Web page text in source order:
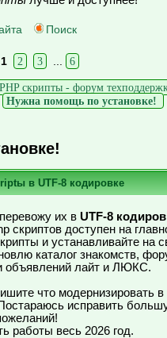
Поиск
1 2 3 6
скрипты - форум
Нужна помощь по установке!
в UTF-8 кодировке
их в UTF-8
скриптов доступен на
и устанавливайте на
каталог знакомств,
объявлений лайт и ЛЮКС.
что модернизировать в
исправить
работы весь 2026 год.